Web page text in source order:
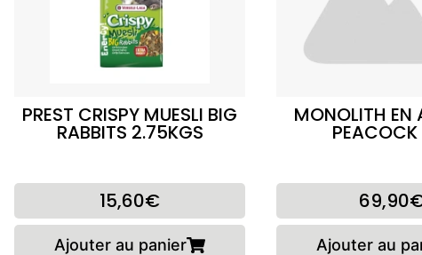
PREST CRISPY MUESLI BIG
RABBITS 2.75KGS
15,60€
Ajouter au panier
MONOLITH EN
Ajouter au